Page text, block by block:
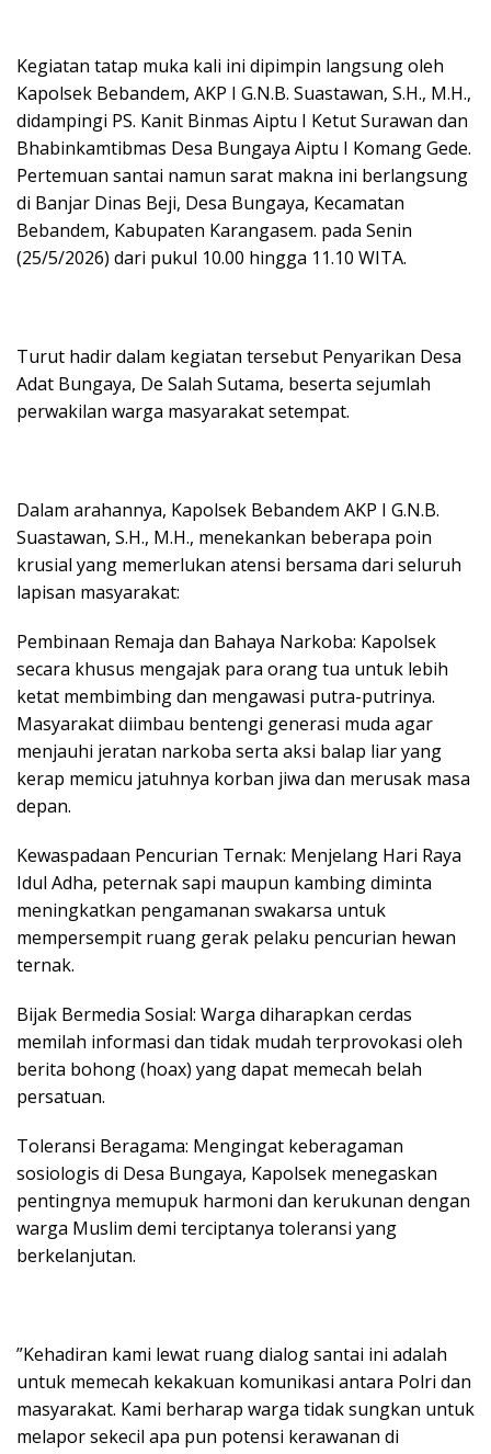
​Kegiatan tatap muka kali ini dipimpin langsung oleh
Kapolsek Bebandem, AKP I G.N.B. Suastawan, S.H., M.H.,
didampingi PS. Kanit Binmas Aiptu I Ketut Surawan dan
Bhabinkamtibmas Desa Bungaya Aiptu I Komang Gede.
Pertemuan santai namun sarat makna ini berlangsung
di Banjar Dinas Beji, Desa Bungaya, Kecamatan
Bebandem, Kabupaten Karangasem. pada Senin
(25/5/2026) dari pukul 10.00 hingga 11.10 WITA.
​Turut hadir dalam kegiatan tersebut Penyarikan Desa
Adat Bungaya, De Salah Sutama, beserta sejumlah
perwakilan warga masyarakat setempat.
​Dalam arahannya, Kapolsek Bebandem AKP I G.N.B.
Suastawan, S.H., M.H., menekankan beberapa poin
krusial yang memerlukan atensi bersama dari seluruh
lapisan masyarakat:
​Pembinaan Remaja dan Bahaya Narkoba: Kapolsek
secara khusus mengajak para orang tua untuk lebih
ketat membimbing dan mengawasi putra-putrinya.
Masyarakat diimbau bentengi generasi muda agar
menjauhi jeratan narkoba serta aksi balap liar yang
kerap memicu jatuhnya korban jiwa dan merusak masa
depan.
​Kewaspadaan Pencurian Ternak: Menjelang Hari Raya
Idul Adha, peternak sapi maupun kambing diminta
meningkatkan pengamanan swakarsa untuk
mempersempit ruang gerak pelaku pencurian hewan
ternak.
​Bijak Bermedia Sosial: Warga diharapkan cerdas
memilah informasi dan tidak mudah terprovokasi oleh
berita bohong (hoax) yang dapat memecah belah
persatuan.
​Toleransi Beragama: Mengingat keberagaman
sosiologis di Desa Bungaya, Kapolsek menegaskan
pentingnya memupuk harmoni dan kerukunan dengan
warga Muslim demi terciptanya toleransi yang
berkelanjutan.
​”Kehadiran kami lewat ruang dialog santai ini adalah
untuk memecah kekakuan komunikasi antara Polri dan
masyarakat. Kami berharap warga tidak sungkan untuk
melapor sekecil apa pun potensi kerawanan di